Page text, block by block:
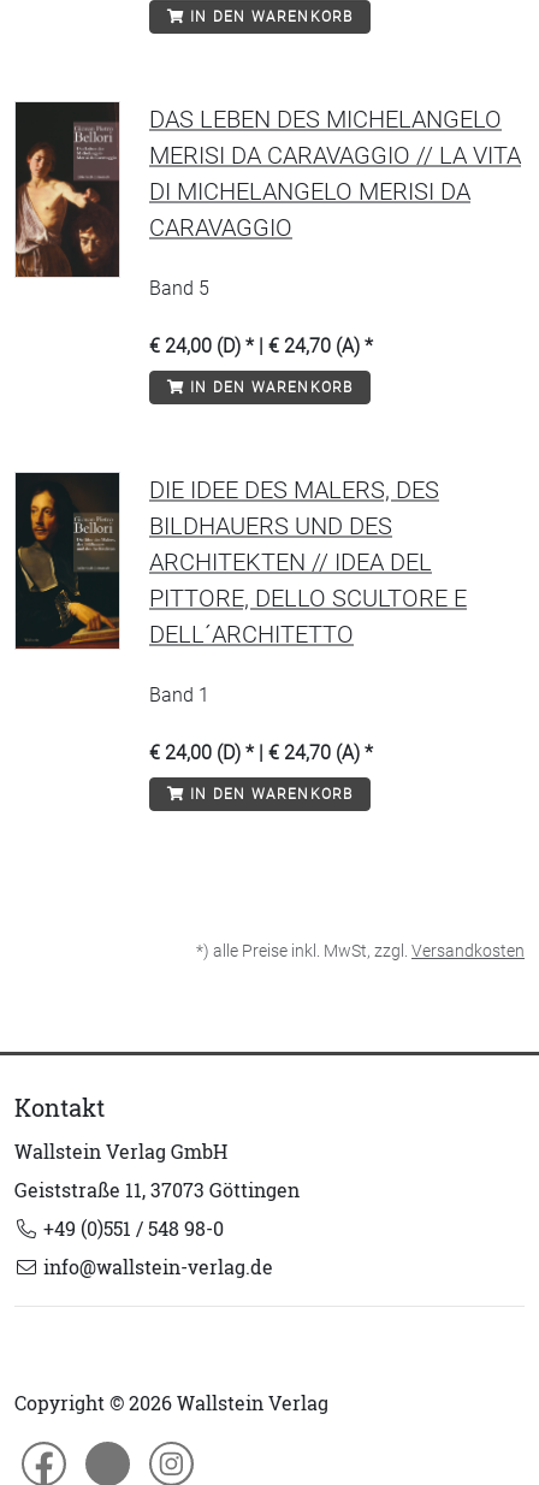
IN DEN WARENKORB
DAS LEBEN DES MICHELANGELO
MERISI DA CARAVAGGIO // LA VITA
DI MICHELANGELO MERISI DA
CARAVAGGIO
Band 5
€ 24,00 (D) * | € 24,70 (A) *
IN DEN WARENKORB
DIE IDEE DES MALERS, DES
BILDHAUERS UND DES
ARCHITEKTEN // IDEA DEL
PITTORE, DELLO SCULTORE E
DELL´ARCHITETTO
Band 1
€ 24,00 (D) * | € 24,70 (A) *
IN DEN WARENKORB
*) alle Preise inkl. MwSt, zzgl. Versandkosten
Kontakt
Wallstein Verlag GmbH
Geiststraße 11, 37073 Göttingen
+49 (0)551 / 548 98-0
info@wallstein-verlag.de
Copyright © 2026 Wallstein Verlag